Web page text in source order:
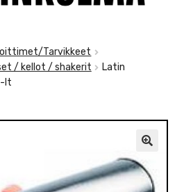
Tarvikkeet
/ kellot / shakerit
Latin
It